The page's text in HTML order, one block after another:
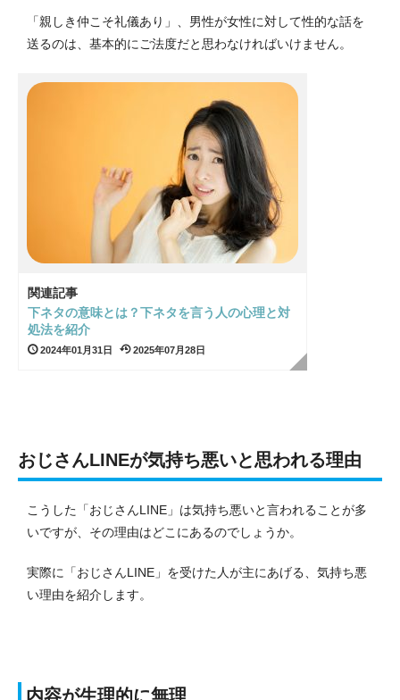
「親しき仲こそ礼儀あり」、男性が女性に対して性的な話を
送るのは、基本的にご法度だと思わなければいけません。
関連記事
下ネタの意味とは？下ネタを言う人の心理と対
処法を紹介
2024年01月31日 2025年07月28日
おじさんLINEが気持ち悪いと思われる理由
こうした「おじさんLINE」は気持ち悪いと言われることが多
いですが、その理由はどこにあるのでしょうか。
実際に「おじさんLINE」を受けた人が主にあげる、気持ち悪
い理由を紹介します。
内容が生理的に無理